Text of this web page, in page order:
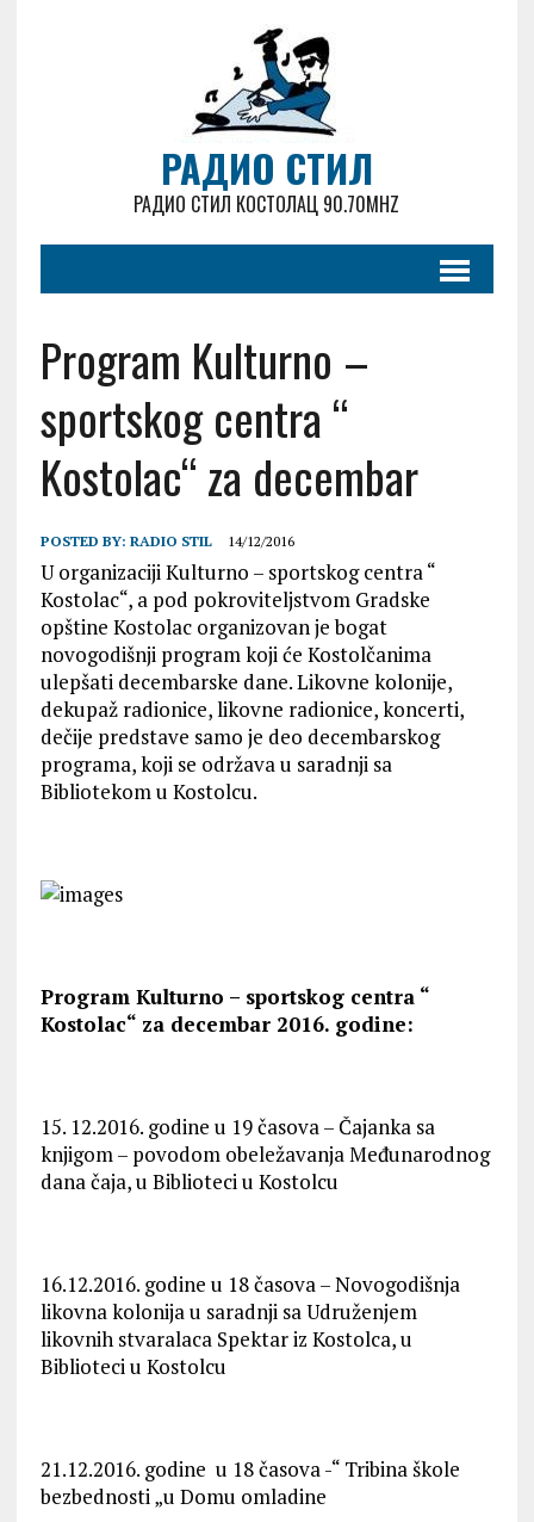
РАДИО СТИЛ
РАДИО СТИЛ КОСТОЛАЦ 90.70MHZ
Program Kulturno –
sportskog centra “
Kostolac“ za decembar
POSTED BY: RADIO STIL 14/12/2016
U organizaciji Kulturno – sportskog centra “
Kostolac“, a pod pokroviteljstvom Gradske
opštine Kostolac organizovan je bogat
novogodišnji program koji će Kostolčanima
ulepšati decembarske dane. Likovne kolonije,
dekupaž radionice, likovne radionice, koncerti,
dečije predstave samo je deo decembarskog
programa, koji se održava u saradnji sa
Bibliotekom u Kostolcu.
Program Kulturno – sportskog centra “
Kostolac“ za decembar 2016. godine:
15. 12.2016. godine u 19 časova – Čajanka sa
knjigom – povodom obeležavanja Međunarodnog
dana čaja, u Biblioteci u Kostolcu
16.12.2016. godine u 18 časova – Novogodišnja
likovna kolonija u saradnji sa Udruženjem
likovnih stvaralaca Spektar iz Kostolca, u
Biblioteci u Kostolcu
21.12.2016. godine u 18 časova -“ Tribina škole
bezbednosti „u Domu omladine